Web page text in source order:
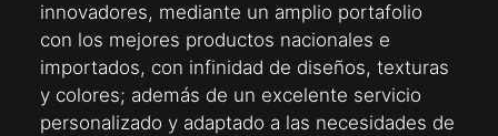
innovadores, mediante un amplio portafolio
con los mejores productos nacionales e
importados, con infinidad de diseños, texturas
y colores; además de un excelente servicio
personalizado y adaptado a las necesidades de